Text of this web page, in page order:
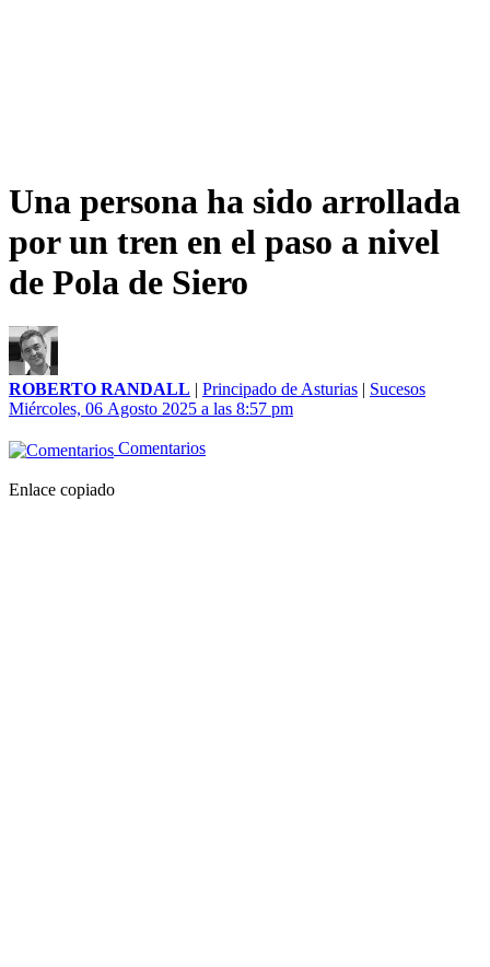
Una persona ha sido arrollada
por un tren en el paso a nivel
de Pola de Siero
ROBERTO RANDALL | Principado de Asturias | Sucesos
Miércoles, 06 Agosto 2025 a las 8:57 pm
Comentarios
Enlace copiado